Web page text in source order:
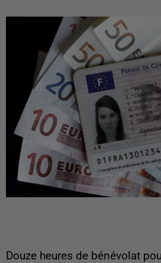
Douze heures de bénévolat